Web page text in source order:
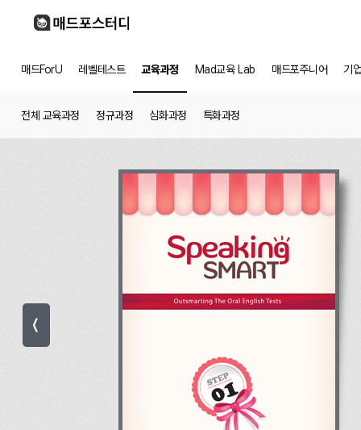
매드ForU 레벨테스트 교육과정 Mad교육 Lab 매드포주니어 기
전체 교육과정 정규과정 심화과정 특화과정